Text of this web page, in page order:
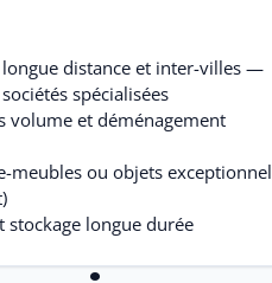
longue distance et inter-villes —
spécialisées
volume et déménagement
meubles ou objets
stockage longue durée